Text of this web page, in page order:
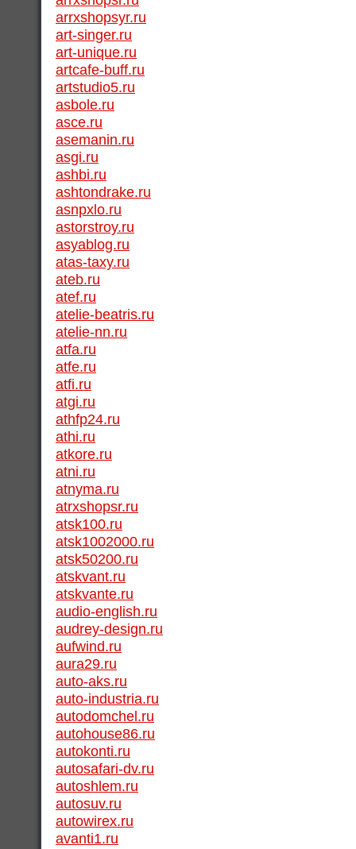
arrxshopsyr.ru
art-singer.ru
art-unique.ru
artcafe-buff.ru
artstudio5.ru
asbole.ru
asce.ru
asemanin.ru
asgi.ru
ashbi.ru
ashtondrake.ru
asnpxlo.ru
astorstroy.ru
asyablog.ru
atas-taxy.ru
ateb.ru
atef.ru
atelie-beatris.ru
atelie-nn.ru
atfa.ru
atfe.ru
atfi.ru
atgi.ru
athfp24.ru
athi.ru
atkore.ru
atni.ru
atnyma.ru
atrxshopsr.ru
atsk100.ru
atsk1002000.ru
atsk50200.ru
atskvant.ru
atskvante.ru
audio-english.ru
audrey-design.ru
aufwind.ru
aura29.ru
auto-aks.ru
auto-industria.ru
autodomchel.ru
autohouse86.ru
autokonti.ru
autosafari-dv.ru
autoshlem.ru
autosuv.ru
autowirex.ru
avanti1.ru